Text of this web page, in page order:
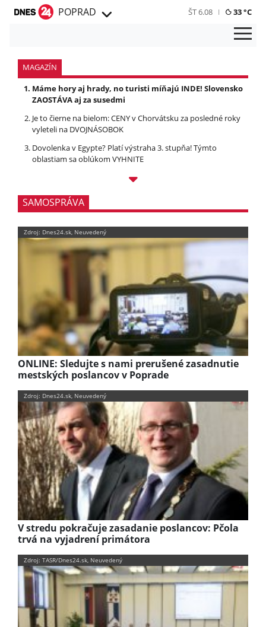
POPRAD ŠT 6.08 33 °C
MAGAZÍN
Máme hory aj hrady, no turisti míňajú INDE! Slovensko
ZAOSTÁVA aj za susedmi
Je to čierne na bielom: CENY v Chorvátsku za posledné roky
vyleteli na DVOJNÁSOBOK
Dovolenka v Egypte? Platí výstraha 3. stupňa! Týmto
oblastiam sa oblúkom VYHNITE
SAMOSPRÁVA
Zdroj: Dnes24.sk, Neuvedený
ONLINE: Sledujte s nami prerušené zasadnutie
mestských poslancov v Poprade
Zdroj: Dnes24.sk, Neuvedený
V stredu pokračuje zasadanie poslancov: Pčola
trvá na vyjadrení primátora
Zdroj: TASR/Dnes24.sk, Neuvedený